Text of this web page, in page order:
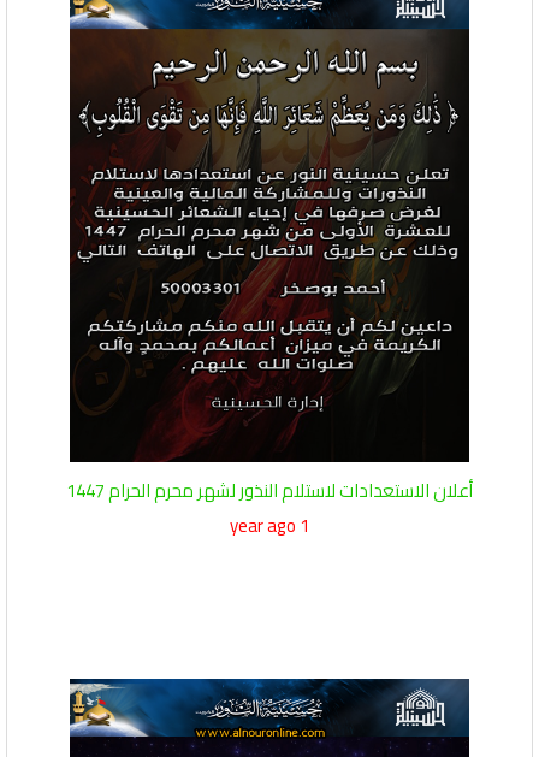
أعلان الاستعدادات لاستلام النذور لشهر محرم الحرام 1447
1 year ago